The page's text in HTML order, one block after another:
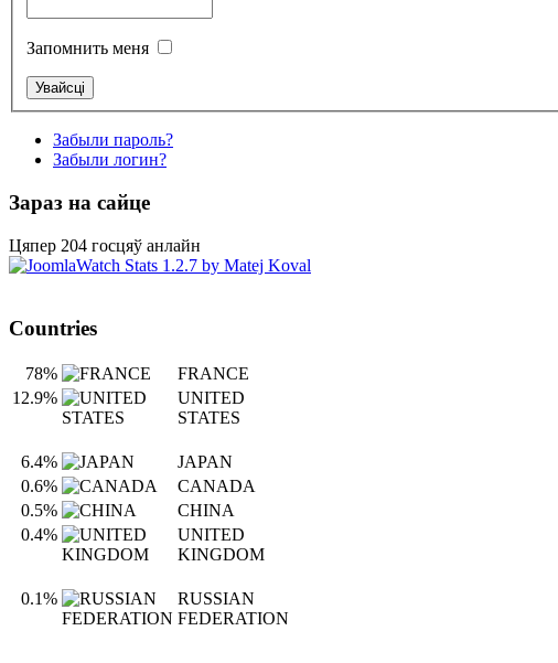
Запомнить меня
Забыли пароль?
Забыли логин?
Зараз на сайце
Цяпер 204 госцяў анлайн
Countries
78%
FRANCE
12.9%
UNITED
STATES
6.4%
JAPAN
0.6%
CANADA
0.5%
CHINA
0.4%
UNITED
KINGDOM
0.1%
RUSSIAN
FEDERATION